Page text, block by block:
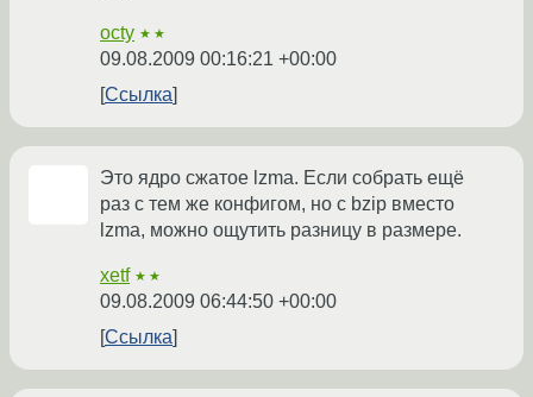
octy ★★
09.08.2009 00:16:21 +00:00
Ссылка
Это ядро сжатое lzma. Если собрать ещё
раз с тем же конфигом, но с bzip вместо
lzma, можно ощутить разницу в размере.
xetf ★★
09.08.2009 06:44:50 +00:00
Ссылка